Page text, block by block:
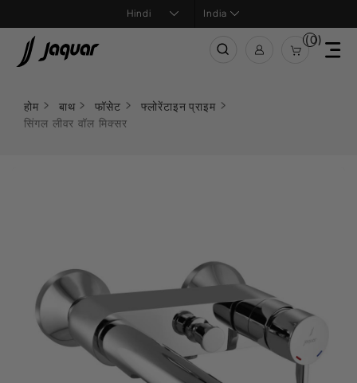
India
(0)
होम बाथ फॉसेट
फ्लोरेंटाइन प्राइम
सिंगल लीवर वॉल मिक्सर